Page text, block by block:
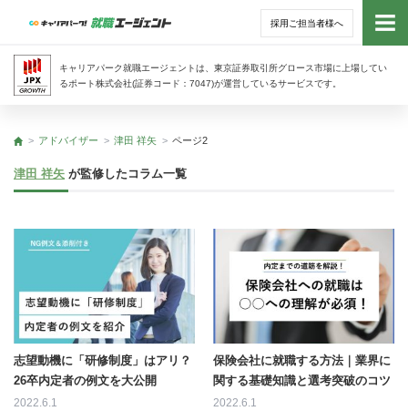
採用ご担当者様へ
キャリアパーク就職エージェントは、東京証券取引所グロース市場に上場してい
るポート株式会社(証券コード：7047)が運営しているサービスです。
トッ
経営
トップ
アドバイザー 津田 祥矢 ページ2
津田 祥矢 が監修したコラム一覧
志望動機に「研修制度」はアリ？
26卒内定者の例文を大公開
2022.6.1
保険会社に就職する方法｜業界に
関する基礎知識と選考突破のコツ
2022.6.1